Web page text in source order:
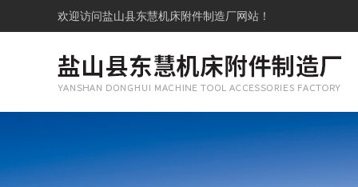
欢迎访问盐山县东慧机床附件制造厂网站！